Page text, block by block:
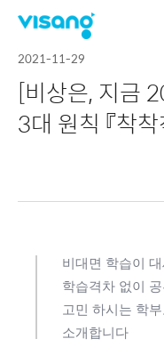
2021-11-29
[비상은, 지금
3대 원칙 『착착
비대면 학습이
학습격차 없이
고민 하시는 학
소개합니다